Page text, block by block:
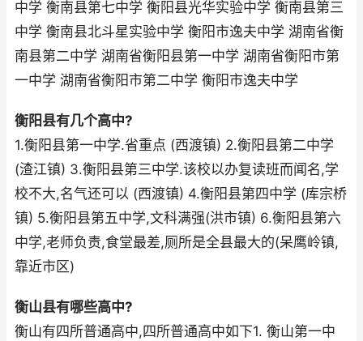
中学 衡南县第七中学 衡阳县光华实验中学 衡南县第三
中学 衡南县北斗星实验中学 衡阳市逸夫中学 湖南省衡
南县第二中学 湖南省衡阳县第一中学 湖南省衡阳市第
一中学 湖南省衡阳市第二中学 衡阳市逸夫中学
衡阳县有几个高中?
1.衡阳县第一中学.省重点 (西渡镇) 2.衡阳县第二中学
(渣江镇) 3.衡阳县第三中学.该校以办复读班而闻名,学
校不大,名气还可以 (西渡镇) 4.衡阳县第四中学 (库宗桥
镇) 5.衡阳县第五中学,文科满强(洪市镇) 6.衡阳县第六
中学,老师负责,食堂最差,厕所是全县最大的(呆鹰岭镇,
靠近市区)
衡山县有哪些高中?
衡山有四所普通高中,四所普通高中如下1. 衡山第一中